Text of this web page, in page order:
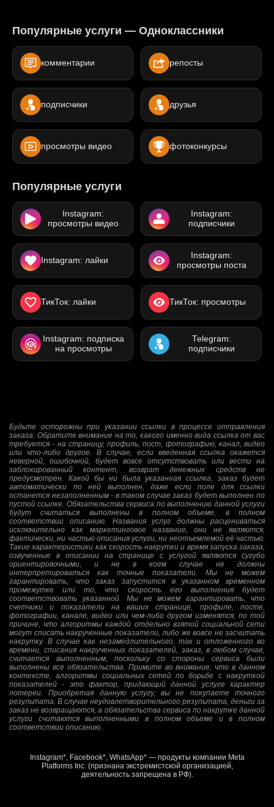
Популярные услуги — Одноклассники
комментарии репосты
подписчики друзья
просмотры видео фотоконкурсы
Популярные услуги
Instagram:
просмотры видео
Instagram:
подписчики
Instagram: лайки
Instagram:
просмотры поста
ТикТок: лайки ТикТок: просмотры
Instagram: подписка
на просмотры
Telegram:
подписчики
Будьте осторожны при указании ссылки в процессе отправления
заказа. Обратите внимание на то, какого именно вида ссылка от вас
требуется - на страницу, профиль, пост, фотографию, канал, видео
или что-либо другое. В случае, если введенная ссылка окажется
неверной, ошибочной, будет вовсе отсутствовать или вести на
заблокированный контент, возврат денежных средств не
предусмотрен. Какой бы ни была указанная ссылка, заказ будет
автоматически по ней выполнен, даже если поле для ссылки
останется незаполненным - в таком случае заказ будет выполнен по
пустой ссылке. Обязательства сервиса по выполнению данной услуги
будут считаться выполнены в полном объеме, в полном
соответствии описанию. Названия услуг должны расцениваться
исключительно как маркетинговое название, они не являются,
фактически, ни частью описания услуги, ни неотъемлемой её частью.
Такие характеристики как скорость накрутки и время запуска заказа,
озвученные в описании на странице с услугой являются сугубо
ориентировочными, и не в коем случае не должны
интерпретироваться как точные показатели. Мы не можем
гарантировать, что заказ запустится в указанном временном
промежутке или то, что скорость его выполнения будет
соответствовать указанной. Мы не можем гарантировать, что
счетчики и показатели на ваших странице, профиле, посте,
фотографии, канале, видео или чем-либо другом изменятся, по той
причине, что алгоритмы каждой отдельно взятой социальной сети
могут списать накрученные показатели, либо же вовсе не засчитать
накрутку. В случае как незамедлительного, так и отложенного во
времени, списания накрученных показателей, заказ, в любом случае,
считается выполненным, поскольку со стороны сервиса были
выполнены все обязательства. Примите во внимание, что в данном
контексте, алгоритмы социальных сетей по борьбе с накруткой
показателей - это фактор, придающий данной услуге характер
лотереи. Приобретая данную услугу, вы не покупаете точного
результата. В случае неудовлетворительного результата, деньги за
заказ не возвращаются, а обязательства сервиса по накрутке данной
услуги считаются выполненными в полном объеме и в полном
соответствии описанию.
Instagram*, Facebook*, WhatsApp* — продукты компании Meta
Platforms Inc. (признана экстремистской организацией,
деятельность запрещена в РФ).